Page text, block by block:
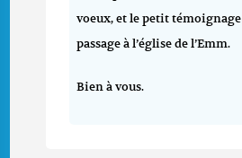
voeux, et le petit
passage à l’église de l’Emm.
Bien à vous.